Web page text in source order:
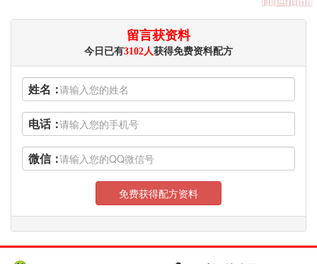
留言获资料
今日已有3102人获得免费资料配方
姓名：
电话：
微信：
免费获得配方资料